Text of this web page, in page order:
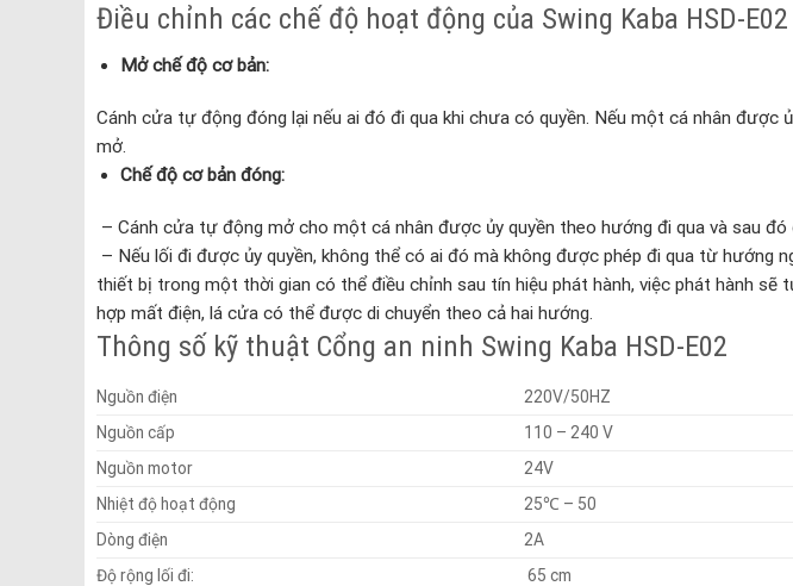
Điều chỉnh các chế độ hoạt động của Swing Kaba HSD-E02
Mở chế độ cơ bản:
Cánh cửa tự động đóng lại nếu ai đó đi qua khi chưa có quyền. Nếu một cá nhân được
mở.
Chế độ cơ bản đóng:
– Cánh cửa tự động mở cho một cá nhân được ủy quyền theo hướng đi qua và sau đó
– Nếu lối đi được ủy quyền, không thể có ai đó mà không được phép đi qua từ hướng
thiết bị trong một thời gian có thể điều chỉnh sau tín hiệu phát hành, việc phát hành sẽ
hợp mất điện, lá cửa có thể được di chuyển theo cả hai hướng.
Thông số kỹ thuật Cổng an ninh Swing Kaba HSD-E02
Nguồn điện
220V/50HZ
Nguồn cấp
110 – 240 V
Nguồn motor
24V
Nhiệt độ hoạt động
25℃ – 50
Dòng điện
2A
Độ rộng lối đi:
65 cm